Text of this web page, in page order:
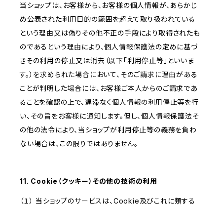
当ショップは、お客様から、お客様の個人情報が、あらかじ
め公表された利用目的の範囲を超えて取り扱われている
という理由又は偽りその他不正の手段により取得されたも
のであるという理由により、個人情報保護法の定めに基づ
きその利用の停止又は消去（以下「利用停止等」といいま
す。）を求められた場合において、そのご請求に理由がある
ことが判明した場合には、お客様ご本人からのご請求であ
ることを確認の上で、遅滞なく個人情報の利用停止等を行
い、その旨をお客様に通知します。但し、個人情報保護法そ
の他の法令により、当ショップが利用停止等の義務を負わ
ない場合は、この限りではありません。
11. Cookie（クッキー）その他の技術の利用
（１） 当ショップのサービスは、Cookie及びこれに類する